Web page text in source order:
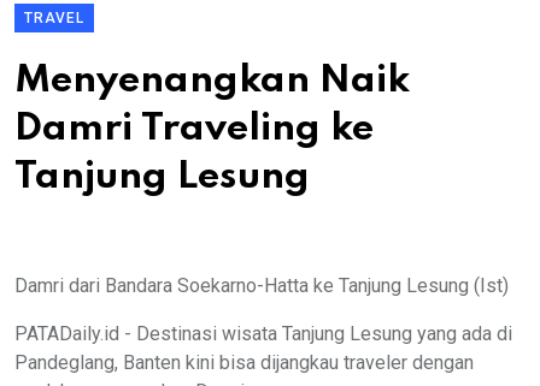
TRAVEL
Menyenangkan Naik
Damri Traveling ke
Tanjung Lesung
Damri dari Bandara Soekarno-Hatta ke Tanjung Lesung (Ist)
PATADaily.id - Destinasi wisata Tanjung Lesung yang ada di
Pandeglang, Banten kini bisa dijangkau traveler dengan